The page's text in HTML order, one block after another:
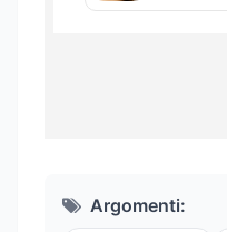
Argomenti: